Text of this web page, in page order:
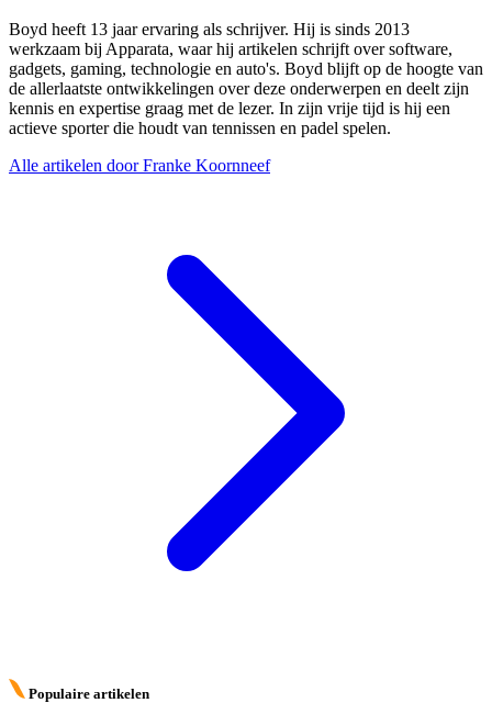
Boyd heeft 13 jaar ervaring als schrijver. Hij is sinds 2013
werkzaam bij Apparata, waar hij artikelen schrijft over software,
gadgets, gaming, technologie en auto's. Boyd blijft op de hoogte van
de allerlaatste ontwikkelingen over deze onderwerpen en deelt zijn
kennis en expertise graag met de lezer. In zijn vrije tijd is hij een
actieve sporter die houdt van tennissen en padel spelen.
Alle artikelen door Franke Koornneef
Populaire artikelen